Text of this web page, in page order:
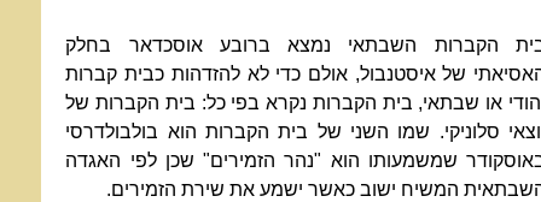
הקברות השבתאי נמצא ברובע אוסכדאר בחלק
של איסטנבול, אולם כדי לא להזדהות כבית קברות
או שבתאי, בית הקברות נקרא בפי כל: בית הקברות של
סלוניקי. שמו השני של בית הקברות הוא בולבולדרסי
שמשמעותו הוא "נהר הזמירים" שכן לפי האגדה
המשיח ישוב כאשר ישמע את שירת הזמירים.